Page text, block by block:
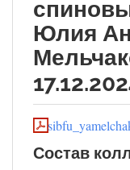
Юлия
Состав